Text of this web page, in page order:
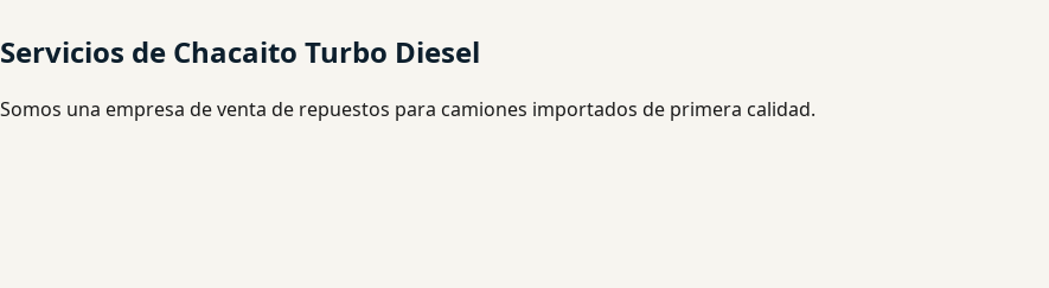
Servicios de Chacaito Turbo Diesel
Somos una empresa de venta de repuestos para camiones importados de primera calidad.